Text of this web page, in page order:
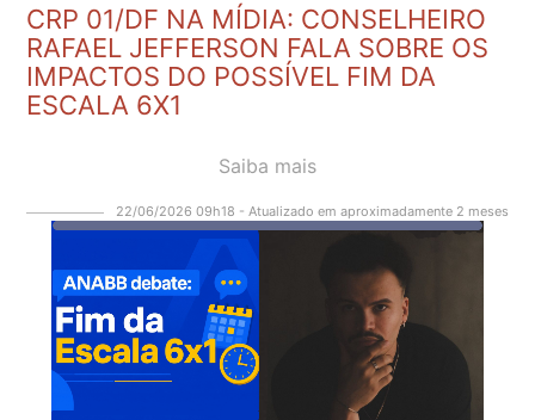
CRP 01/DF NA MÍDIA: CONSELHEIRO
RAFAEL JEFFERSON FALA SOBRE OS
IMPACTOS DO POSSÍVEL FIM DA
ESCALA 6X1
Saiba mais
22/06/2026 09h18 - Atualizado em aproximadamente 2 meses